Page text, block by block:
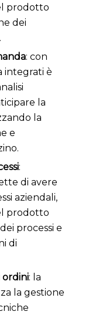
prodotto
dei
: con
integrati è
la
la
e
:
di avere
aziendali,
prodotto
processi e
di
ordini: la
la gestione